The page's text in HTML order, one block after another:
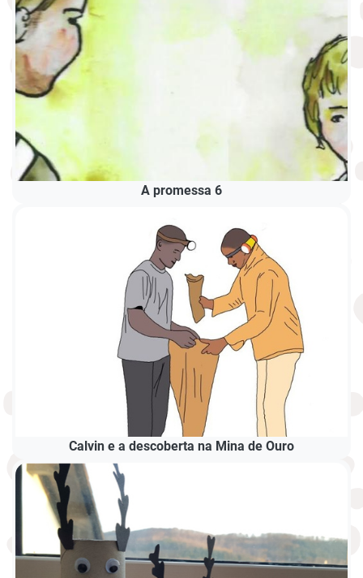
A promessa 6
Calvin e a descoberta na Mina de Ouro